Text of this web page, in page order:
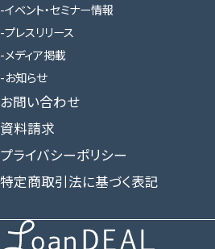
イベント・セミナー情報
プレスリリース
メディア掲載
お知らせ
お問い合わせ
資料請求
プライバシーポリシー
特定商取引法に基づく表記